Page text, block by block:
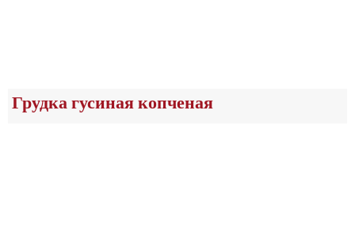
Грудка гусиная копченая